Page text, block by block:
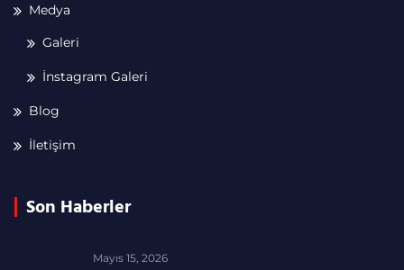
Medya
Galeri
İnstagram Galeri
Blog
İletişim
Son Haberler
Mayıs 15, 2026